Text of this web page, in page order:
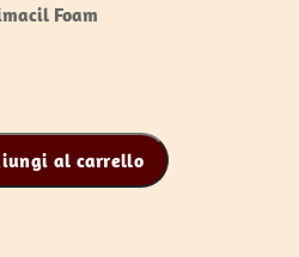
Foam
al carrello